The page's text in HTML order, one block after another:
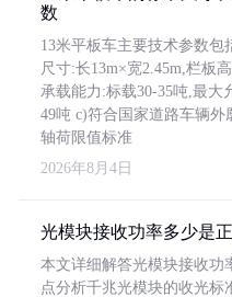
数
13米平板车主要技术参数包
尺寸:长13m×宽2.45m,栏板
承载能力:标载30-35吨,最大
49吨 c)符合国家道路车辆外
轴荷限值标准
2026年8月4日
光模块接收功率多少是
本文详细解答光模块接收功
点分析千兆光模块的收光标